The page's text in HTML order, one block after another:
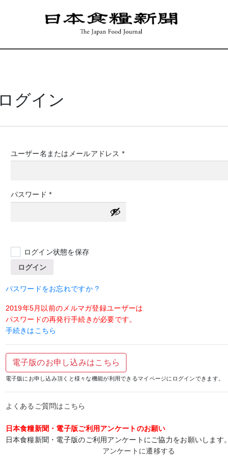
ログイン
ユーザー名またはメールアドレス *必
パスワード*必
須
ログイン状態を保存
ログイン
パスワードをお忘れですか ?
2019年5月以前のメルマガ登録ユーザーは
パスワードの再発行手続きが必要です。
手続きはこちら
電子版のお申し込みはこちら
電子版にお申し込み頂くと様々な機能が利用できるマイページにログインできます。
よくあるご質問はこちら
日本食糧新聞・電子版ご利用アンケートのお願い
日本食糧新聞・電子版のご利用アンケートにご協力をお願いします。
アンケートに遷移する